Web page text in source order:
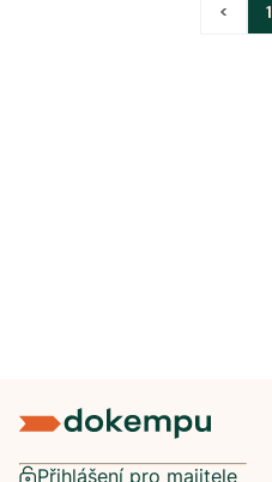
< 1
Přihlášení pro majitele